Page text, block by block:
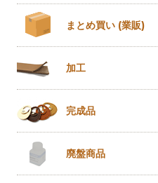
まとめ買い (業販)
加工
完成品
廃盤商品